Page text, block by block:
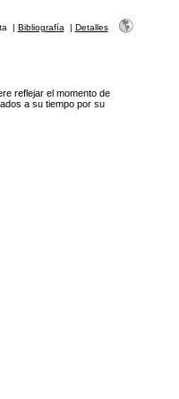
| Bibliografía | Detalles
reflejar el momento de
a su tiempo por su